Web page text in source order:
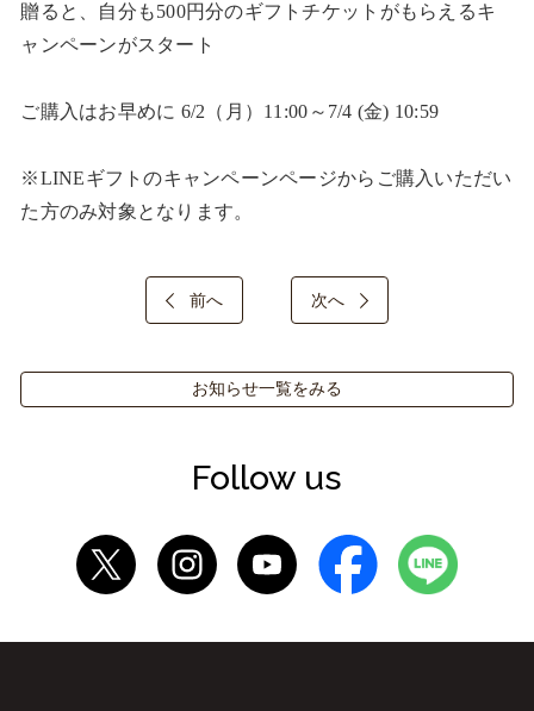
贈ると、自分も500円分のギフトチケットがもらえるキ
ャンペーンがスタート​
ご購入はお早めに 6/2（月）11:00～7/4 (金) 10:59​
※LINEギフトのキャンペーンページからご購入いただい
た方のみ対象となります。​
前へ 次へ
お知らせ一覧をみる
Follow us